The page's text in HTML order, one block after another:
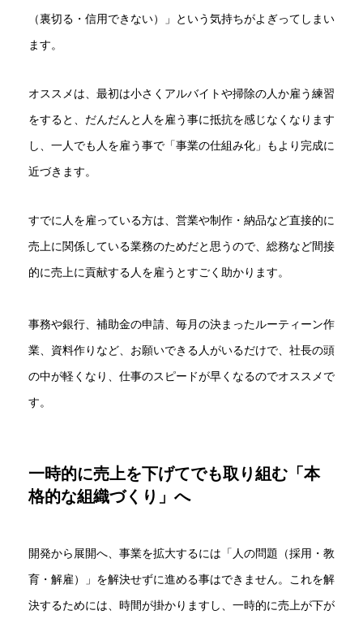
（裏切る・信用できない）」という気持ちがよぎってしまい
ます。
オススメは、最初は小さくアルバイトや掃除の人か雇う練習
をすると、だんだんと人を雇う事に抵抗を感じなくなります
し、一人でも人を雇う事で「事業の仕組み化」もより完成に
近づきます。
すでに人を雇っている方は、営業や制作・納品など直接的に
売上に関係している業務のためだと思うので、総務など間接
的に売上に貢献する人を雇うとすごく助かります。
事務や銀行、補助金の申請、毎月の決まったルーティーン作
業、資料作りなど、お願いできる人がいるだけで、社長の頭
の中が軽くなり、仕事のスピードが早くなるのでオススメで
す。
一時的に売上を下げてでも取り組む「本
格的な組織づくり」へ
開発から展開へ、事業を拡大するには「人の問題（採用・教
育・解雇）」を解決せずに進める事はできません。これを解
決するためには、時間が掛かりますし、一時的に売上が下が